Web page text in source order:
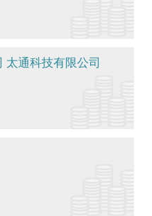
太通科技有限公司